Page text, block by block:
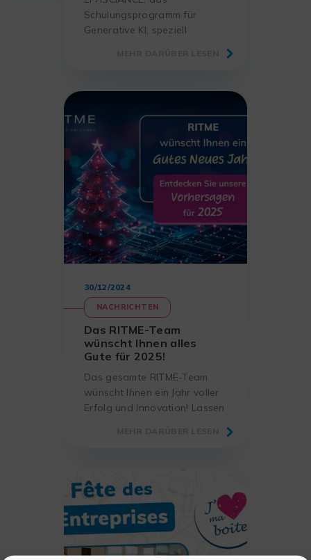
Schulungsprogramm für
Generative KI, speziell
dem Innovationspreis 2025 in
Dienstleistungen
ausgezeichnet.
30/12/2024
NACHRICHTEN
Das RITME-Team
wünscht Ihnen alles
Gute für 2025!
Das gesamte RITME-Team
wünscht Ihnen ein Jahr voller
Erfolg und Innovation! Lassen
Trainingsangebot, das auf
Generative KI ausgerichtet ist.